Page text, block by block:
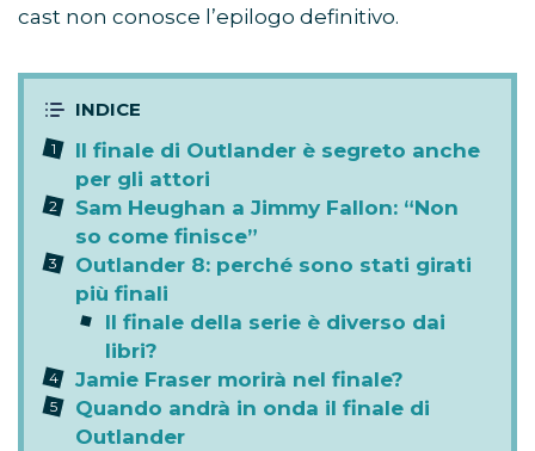
cast non conosce l’epilogo definitivo.
Il finale di Outlander è segreto anche
per gli attori
Sam Heughan a Jimmy Fallon: “Non
so come finisce”
Outlander 8: perché sono stati girati
più finali
Il finale della serie è diverso dai
libri?
Jamie Fraser morirà nel finale?
Quando andrà in onda il finale di
Outlander